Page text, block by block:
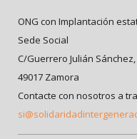
ONG con Implantación
Sede Social
C/Guerrero Julián Sánchez,
49017 Zamora
Contacte con nosotros a